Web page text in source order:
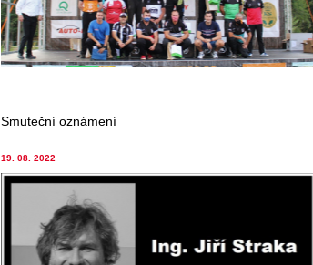
Smuteční oznámení
19. 08. 2022